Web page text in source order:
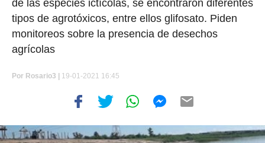
de las especies ictícolas, se encontraron diferentes
tipos de agrotóxicos, entre ellos glifosato. Piden
monitoreos sobre la presencia de desechos
agrícolas
Por Rosario3 | 19-01-2021 16:45